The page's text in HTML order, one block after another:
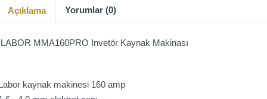
Açıklama Yorumlar (0)
MMA160PRO Invetör Kaynak Makinası
kaynak makinesi 160 amp